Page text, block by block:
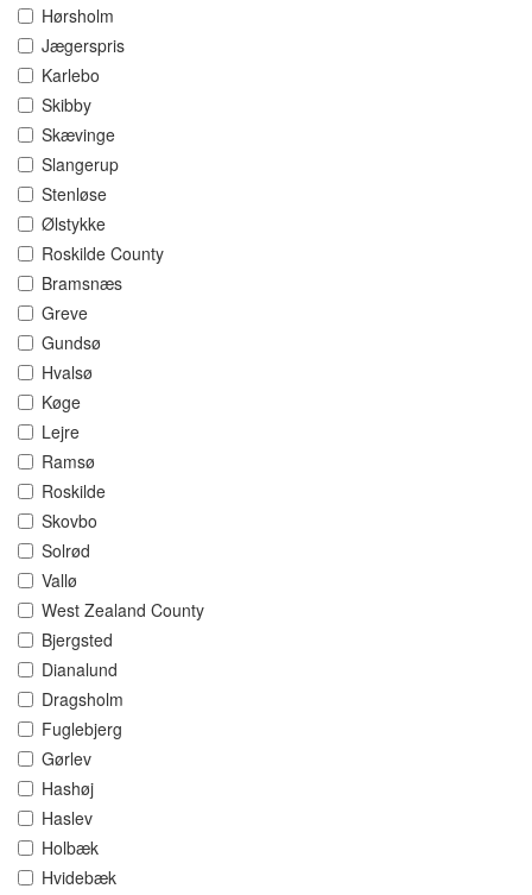
Hørsholm
Jægerspris
Karlebo
Skibby
Skævinge
Slangerup
Stenløse
Ølstykke
Roskilde County
Bramsnæs
Greve
Gundsø
Hvalsø
Køge
Lejre
Ramsø
Roskilde
Skovbo
Solrød
Vallø
West Zealand County
Bjergsted
Dianalund
Dragsholm
Fuglebjerg
Gørlev
Hashøj
Haslev
Holbæk
Hvidebæk